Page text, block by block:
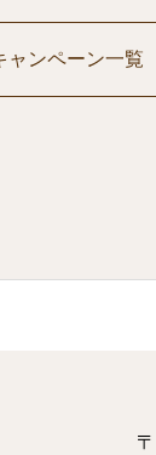
ャンペーン一覧